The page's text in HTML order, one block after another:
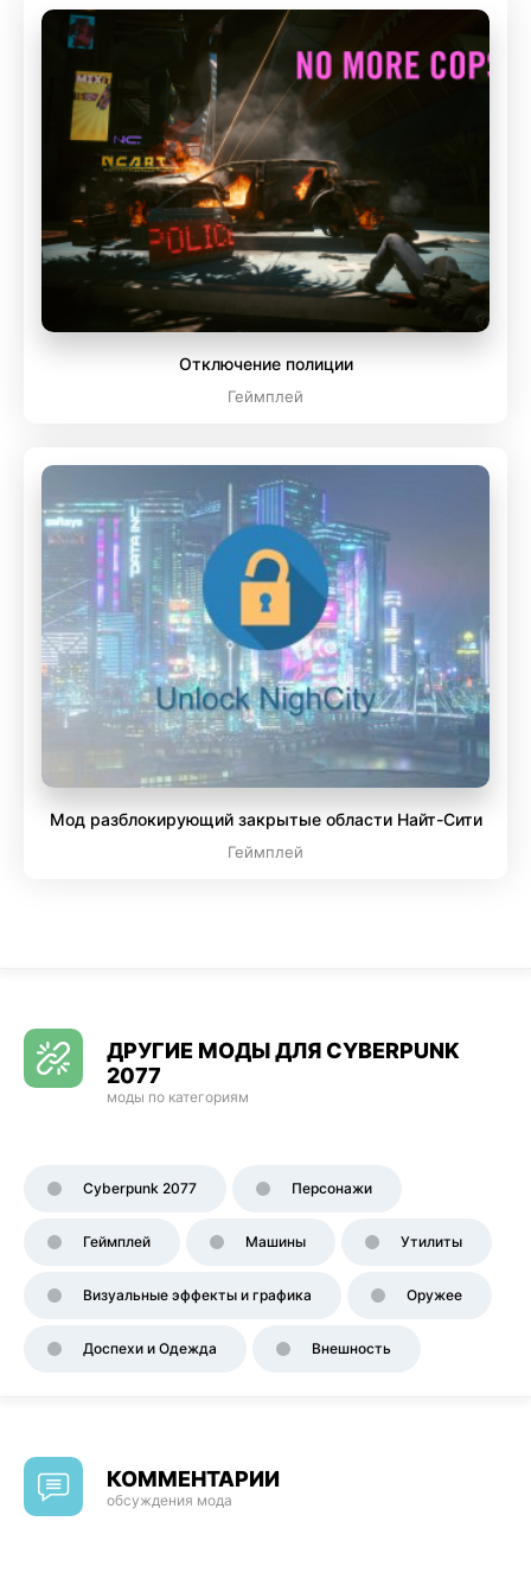
Отключение полиции
Геймплей
Мод разблокирующий закрытые области Найт-Сити
Геймплей
ДРУГИЕ МОДЫ ДЛЯ CYBERPUNK
2077
моды по категориям
Cyberpunk 2077 Персонажи
Геймплей Машины Утилиты
Визуальные эффекты и графика Оружее
Доспехи и Одежда Внешность
КОММЕНТАРИИ
обсуждения мода